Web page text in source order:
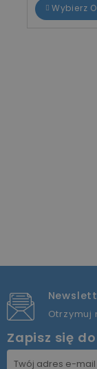
Wybierz
Zapisz się